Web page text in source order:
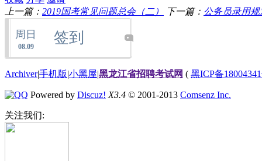
上一篇： 2019国考常见问题总会（二） 下一篇： 公务员录用
周日
08.09
签到
Archiver|手机版|小黑屋|黑龙江省招聘考试网 ( 黑ICP备
Powered by Discuz! X3.4 © 2001-2013 Comsenz Inc.
关注我们: